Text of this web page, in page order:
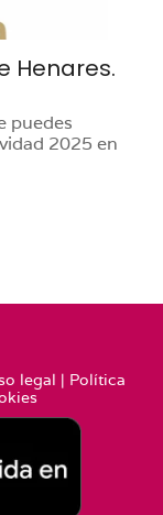
Henares.
puedes
2025 en
legal | Política